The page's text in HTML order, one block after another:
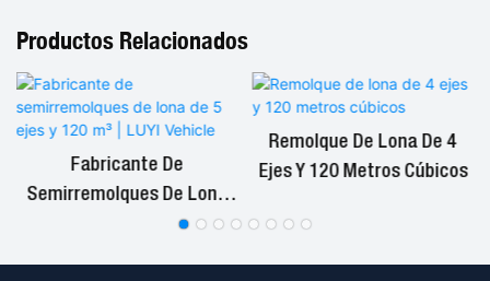
Productos Relacionados
Fabricante De
Semirremolques De Lona
De 5 Ejes Y 120 M³ | LUYI
Remolque De Lona De 4
Ejes Y 120 Metros Cúbicos